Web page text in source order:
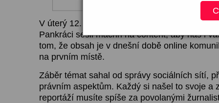
V úterý 12. 6. 2018 se v pražských
Pankráci sešli machři na content, aby nás i
tom, že obsah je v dnešní době online
na prvním místě.
Záběr témat sahal od správy sociálních sítí,
právním aspektům. Každý si našel to svoje a
reportáží musíte spíše za povolanými